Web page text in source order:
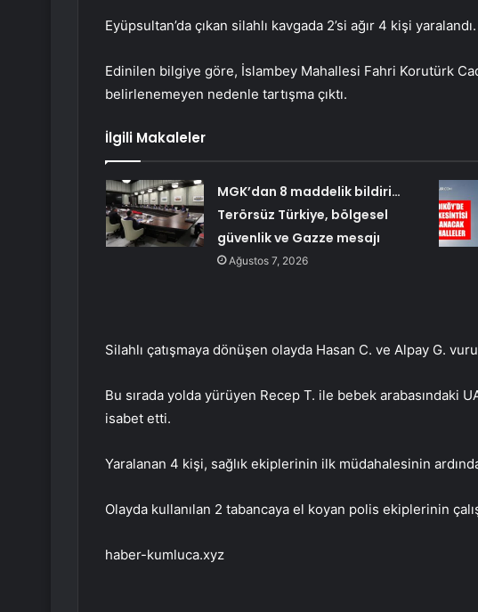
Eyüpsultan’da çıkan silahlı kavgada 2’si ağır 4 kişi yaralandı.
Edinilen bilgiye göre, İslambey Mahallesi Fahri Korutürk
belirlenemeyen nedenle tartışma çıktı.
İlgili Makaleler
MGK’dan 8 maddelik bildiri…
Terörsüz Türkiye, bölgesel
güvenlik ve Gazze mesajı
Ağustos 7, 2026
Silahlı çatışmaya dönüşen olayda Hasan C. ve Alpay G.
Bu sırada yolda yürüyen Recep T. ile bebek arabasındaki
isabet etti.
Yaralanan 4 kişi, sağlık ekiplerinin ilk müdahalesinin
Olayda kullanılan 2 tabancaya el koyan polis ekiplerinin
haber-kumluca.xyz